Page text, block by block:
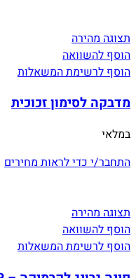
תצוגה מהירה
הוסף להשוואה
הוסף לרשימת המשאלות
מדבקה לסימון זכוכית
במלאי
התחבר/י כדי לראות מחירים
תצוגה מהירה
הוסף להשוואה
הוסף לרשימת המשאלות